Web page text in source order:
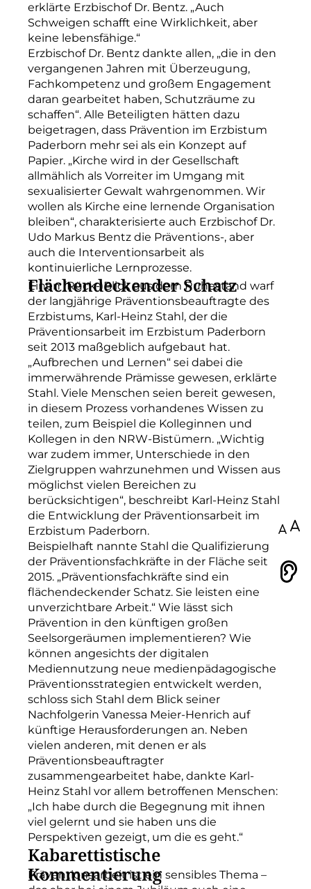
erklärte Erzbischof Dr. Bentz. „Auch
Schweigen schafft eine Wirklichkeit, aber
keine lebensfähige.“
Erzbischof Dr. Bentz dankte allen, „die in den
vergangenen Jahren mit Überzeugung,
Fachkompetenz und großem Engagement
daran gearbeitet haben, Schutzräume zu
schaffen“. Alle Beteiligten hätten dazu
beigetragen, dass Prävention im Erzbistum
Paderborn mehr sei als ein Konzept auf
Papier. „Kirche wird in der Gesellschaft
allmählich als Vorreiter im Umgang mit
sexualisierter Gewalt wahrgenommen. Wir
wollen als Kirche eine lernende Organisation
bleiben“, charakterisierte auch Erzbischof Dr.
Udo Markus Bentz die Präventions-, aber
auch die Interventionsarbeit als
kontinuierliche Lernprozesse.
Flächendeckender Schatz
Einen (Rück-)Blick aus dem Ruhestand warf
der langjährige Präventionsbeauftragte des
Erzbistums, Karl-Heinz Stahl, der die
Präventionsarbeit im Erzbistum Paderborn
seit 2013 maßgeblich aufgebaut hat.
„Aufbrechen und Lernen“ sei dabei die
immerwährende Prämisse gewesen, erklärte
Stahl. Viele Menschen seien bereit gewesen,
in diesem Prozess vorhandenes Wissen zu
teilen, zum Beispiel die Kolleginnen und
Kollegen in den NRW-Bistümern. „Wichtig
war zudem immer, Unterschiede in den
Zielgruppen wahrzunehmen und Wissen aus
möglichst vielen Bereichen zu
berücksichtigen“, beschreibt Karl-Heinz Stahl
die Entwicklung der Präventionsarbeit im
Erzbistum Paderborn.
Beispielhaft nannte Stahl die Qualifizierung
der Präventionsfachkräfte in der Fläche seit
2015. „Präventionsfachkräfte sind ein
flächendeckender Schatz. Sie leisten eine
unverzichtbare Arbeit.“ Wie lässt sich
Prävention in den künftigen großen
Seelsorgeräumen implementieren? Wie
können angesichts der digitalen
Mediennutzung neue medienpädagogische
Präventionsstrategien entwickelt werden,
schloss sich Stahl dem Blick seiner
Nachfolgerin Vanessa Meier-Henrich auf
künftige Herausforderungen an. Neben
vielen anderen, mit denen er als
Präventionsbeauftragter
zusammengearbeitet habe, dankte Karl-
Heinz Stahl vor allem betroffenen Menschen:
„Ich habe durch die Begegnung mit ihnen
viel gelernt und sie haben uns die
Perspektiven gezeigt, um die es geht.“
Kabarettistische
Kommentierung
Präventionsarbeit ist ein sensibles Thema –
Vorlesen